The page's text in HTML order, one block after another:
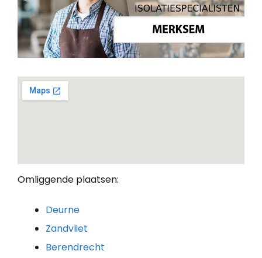
Omliggende plaatsen:
Deurne
Zandvliet
Berendrecht